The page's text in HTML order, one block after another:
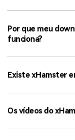
Por que meu
funciona?
Existe xHamster
Os vídeos do